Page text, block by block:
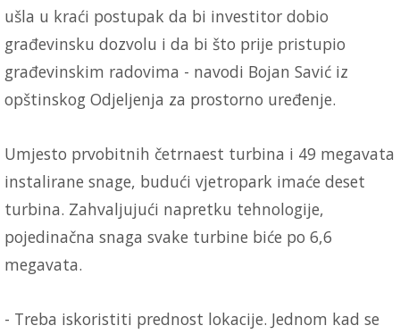
ušla u kraći postupak da bi investitor dobio
građevinsku dozvolu i da bi što prije pristupio
građevinskim radovima - navodi Bojan Savić iz
opštinskog Odjeljenja za prostorno uređenje.
Umjesto prvobitnih četrnaest turbina i 49 megavata
instalirane snage, budući vjetropark imaće deset
turbina. Zahvaljujući napretku tehnologije,
pojedinačna snaga svake turbine biće po 6,6
megavata.
- Treba iskoristiti prednost lokacije. Jednom kad se